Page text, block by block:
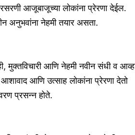
आजूबाजूच्या लोकांना प्रेरणा देईल.
अनुभवांना नेहमी तयार असता.
मुक्तविचारी आणि नेहमी नवीन संधी व
आणि उत्साह लोकांना प्रेरणा देतो
प्रसन्न होते.